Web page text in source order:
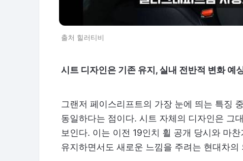
출처 힐러티비
시트 디자인은 기존 유지, 실내 전반적 변화 예
그랜저 페이스리프트의 가장 눈에 띄는 특징
동일하다는 점이다. 시트 자체의 디자인은 그
보인다. 이는 이전 19인치 휠 공개 당시와 마
유지하면서도 새로운 느낌을 주려는 현대차의